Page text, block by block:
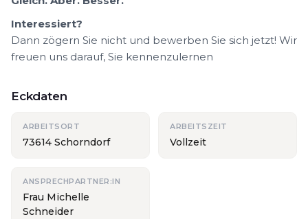
Interessiert?
Dann zögern Sie nicht und bewerben Sie sich jetzt! Wir
freuen uns darauf, Sie kennenzulernen
Eckdaten
ARBEITSORT
73614 Schorndorf
ARBEITSZEIT
Vollzeit
ANSPRECHPARTNER:IN
Frau Michelle
Schneider